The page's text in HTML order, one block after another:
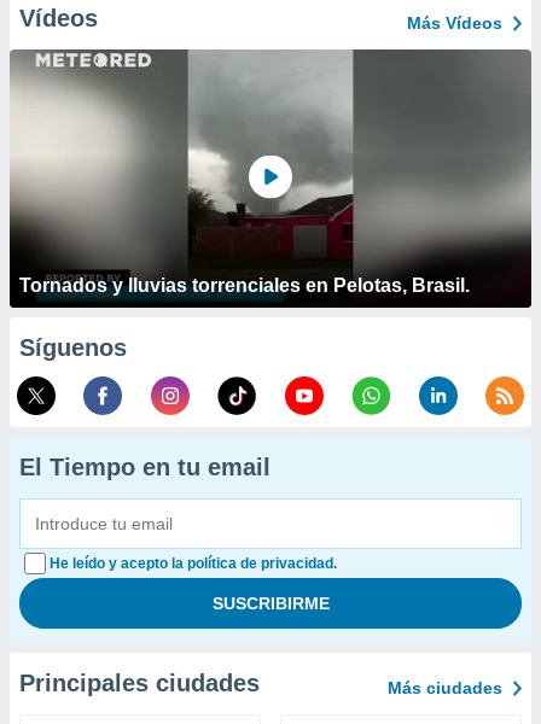
Vídeos Más Vídeos
Tornados y lluvias torrenciales en Pelotas, Brasil.
Síguenos
El Tiempo en tu email
He leído y acepto la política de privacidad.
Principales ciudades Más ciudades